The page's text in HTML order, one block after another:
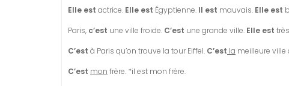
Elle est actrice. Elle est Égyptienne. Il est mauvais. Elle est
Paris, c’est une ville froide. C’est une grande ville. Elle est
C’est à Paris qu’on trouve la tour Eiffel. C’est la meilleure ville
C’est mon frère. *il est mon frère.